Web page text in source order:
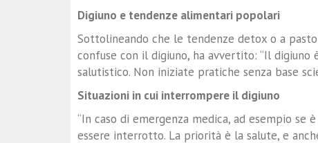
Digiuno e tendenze alimentari popolari
Sottolineando che le tendenze detox o a
confuse con il digiuno, ha avvertito: “Il
salutistico. Non iniziate pratiche senza base
Situazioni in cui interrompere il digiuno
“In caso di emergenza medica, ad esempio se
essere interrotto. La priorità è la salute, e